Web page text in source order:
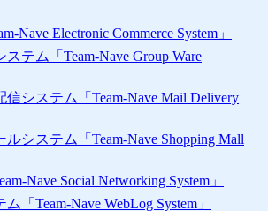
Nave Electronic Commerce System」
テム「Team-Nave Group Ware
信システム「Team-Nave Mail Delivery
システム「Team-Nave Shopping Mall
Nave Social Networking System」
「Team-Nave WebLog System」